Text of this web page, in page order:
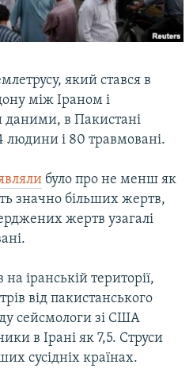
який стався в
між Іраном і
в Пакистані
і 80 травмовані.
було про не менш як
значно більших жертв,
жертв узагалі
іранській території,
від пакистанського
сейсмологи зі США
в Ірані як 7,5. Струси
сусідніх країнах.